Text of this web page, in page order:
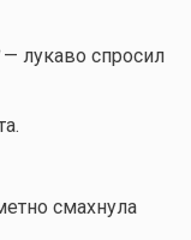
лукаво спросил
смахнула